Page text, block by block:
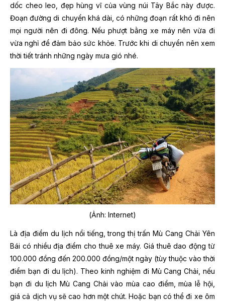
dốc cheo leo, đẹp hùng vĩ của vùng núi Tây Bắc này được.
Đoạn đường di chuyển khá dài, có những đoạn rất khó đi nên
mọi người nên đi đông. Nếu phượt bằng xe máy nên vừa đi
vừa nghỉ để đảm bảo sức khỏe. Trước khi di chuyển nên xem
thời tiết tránh những ngày mưa gió nhé.
(Ảnh: Internet)
Là địa điểm du lịch nổi tiếng, trong thị trấn Mù Cang Chải Yên
Bái có nhiều địa điểm cho thuê xe máy. Giá thuê dao động từ
100.000 đồng đến 200.000 đồng/một ngày (tùy thuộc vào thời
điểm bạn đi du lịch). Theo kinh nghiệm đi Mù Cang Chải, nếu
bạn đi du lịch Mù Cang Chải vào mùa cao điểm, mùa lễ hội,
giá cả dịch vụ sẽ cao hơn một chút. Hoặc bạn có thể đi xe ôm